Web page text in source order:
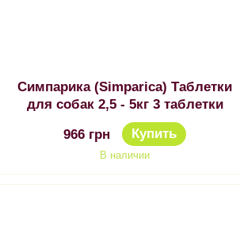
Симпарика (Simparica) Таблетки
для собак 2,5 - 5кг 3 таблетки
966 грн Купить
В наличии